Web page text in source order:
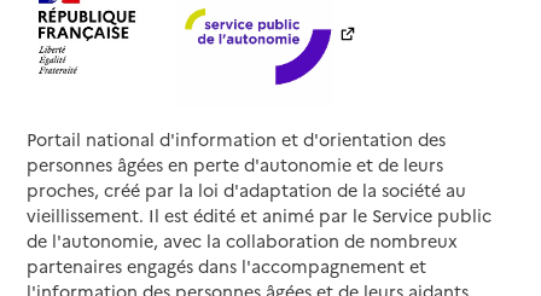
Portail national d'information et d'orientation des
personnes âgées en perte d'autonomie et de leurs
proches, créé par la loi d'adaptation de la société au
vieillissement. Il est édité et animé par le Service public
de l'autonomie, avec la collaboration de nombreux
partenaires engagés dans l'accompagnement et
l'information des personnes âgées et de leurs aidants.